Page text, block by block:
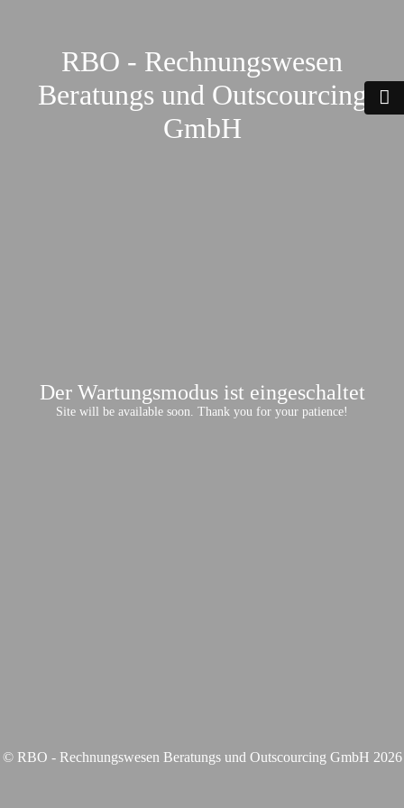
RBO - Rechnungswesen
Beratungs und Outscourcing
GmbH
Der Wartungsmodus ist eingeschaltet
Site will be available soon. Thank you for your patience!
© RBO - Rechnungswesen Beratungs und Outscourcing GmbH 2026